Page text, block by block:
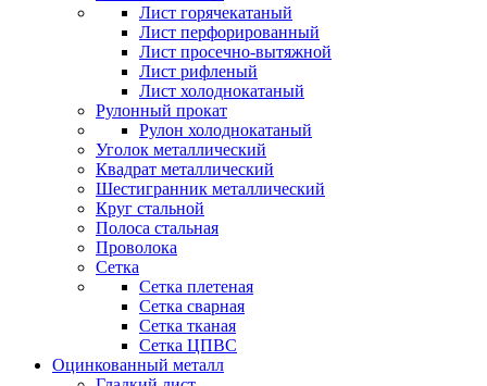
Лист горячекатаный
Лист перфорированный
Лист просечно-вытяжной
Лист рифленый
Лист холоднокатаный
Рулонный прокат
Рулон холоднокатаный
Уголок металлический
Квадрат металлический
Шестигранник металлический
Круг стальной
Полоса стальная
Проволока
Сетка
Сетка плетеная
Сетка сварная
Сетка тканая
Сетка ЦПВС
Оцинкованный металл